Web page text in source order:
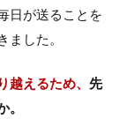
日が送ることを
した。
えるため、 先